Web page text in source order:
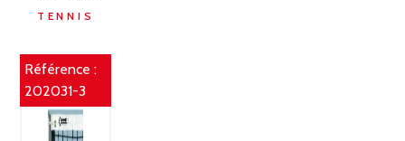
TENNIS
Référence :
202031-3